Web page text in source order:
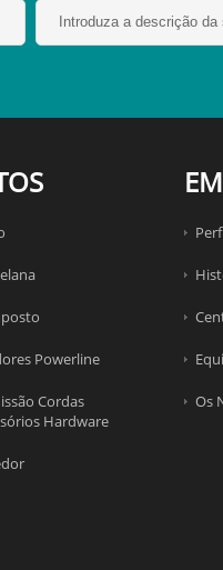
Powerline
Cordas
Hardware
Os